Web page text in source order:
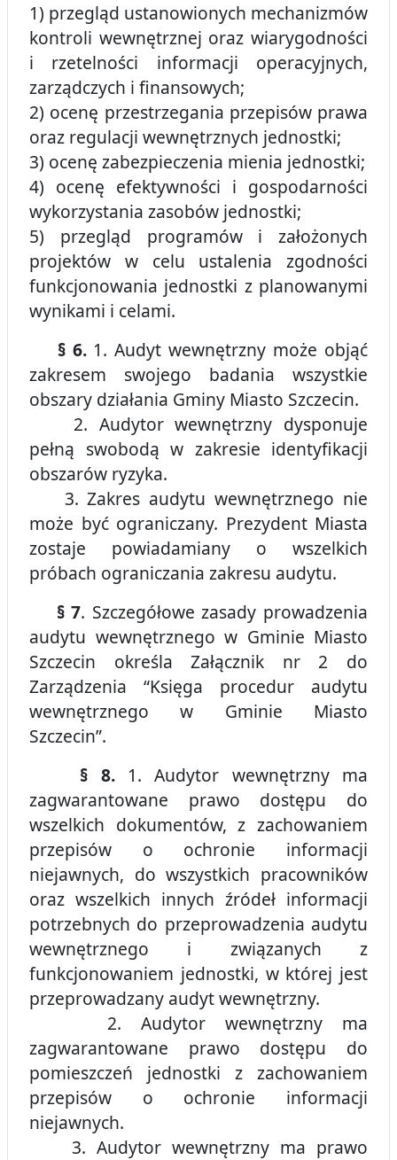
1) przegląd ustanowionych mechanizmów
kontroli wewnętrznej oraz wiarygodności
i rzetelności informacji operacyjnych,
zarządczych i finansowych;
2) ocenę przestrzegania przepisów prawa
oraz regulacji wewnętrznych jednostki;
3) ocenę zabezpieczenia mienia jednostki;
4) ocenę efektywności i gospodarności
wykorzystania zasobów jednostki;
5) przegląd programów i założonych
projektów w celu ustalenia zgodności
funkcjonowania jednostki z planowanymi
wynikami i celami.
§ 6.1. Audyt wewnętrzny może objąć
zakresem swojego badania wszystkie
obszary działania Gminy Miasto Szczecin.
2. Audytor wewnętrzny dysponuje
pełną swobodą w zakresie identyfikacji
obszarów ryzyka.
3. Zakres audytu wewnętrznego nie
może być ograniczany. Prezydent Miasta
zostaje powiadamiany o wszelkich
próbach ograniczania zakresu audytu.
§ 7. Szczegółowe zasady prowadzenia
audytu wewnętrznego w Gminie Miasto
Szczecin określa Załącznik nr 2 do
Zarządzenia “Księga procedur audytu
wewnętrznego w Gminie Miasto
Szczecin”.
§ 8.1. Audytor wewnętrzny ma
zagwarantowane prawo dostępu do
wszelkich dokumentów, z zachowaniem
przepisów o ochronie informacji
niejawnych, do wszystkich pracowników
oraz wszelkich innych źródeł informacji
potrzebnych do przeprowadzenia audytu
wewnętrznego i związanych z
funkcjonowaniem jednostki, w której jest
przeprowadzany audyt wewnętrzny.
2. Audytor wewnętrzny ma
zagwarantowane prawo dostępu do
pomieszczeń jednostki z zachowaniem
przepisów o ochronie informacji
niejawnych.
3. Audytor wewnętrzny ma prawo